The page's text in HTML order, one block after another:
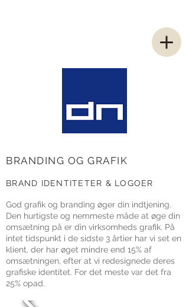
BRANDING OG GRAFIK
BRAND IDENTITETER & LOGOER
God grafik og branding øger din indtjening.
Den hurtigste og nemmeste måde at øge din
omsætning på er din virksomheds grafik. På
intet tidspunkt i de sidste 3 årtier har vi set en
klient, der har øget mindre end 15% af
omsætningen, efter at vi redesignede deres
grafiske identitet. For det meste var det fra
25% opad.